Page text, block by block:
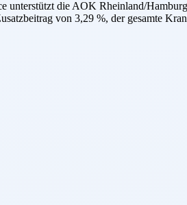
die AOK Rheinland/
von 3,29 %, der gesamte